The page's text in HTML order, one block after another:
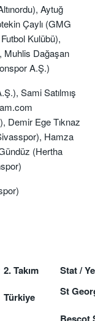
Aytuğ
Çaylı (GMG
Kulübü),
Muhlis Dağaşan
A.Ş.)
Sami Satılmış
Demir Ege Tıknaz
Hamza
(Hertha
2. Takım
Stat /
Türkiye St